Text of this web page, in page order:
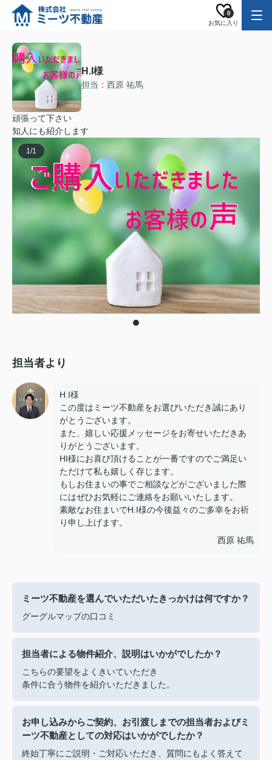
お気に入り
0
H.I様
担当：西原 祐馬
頑張って下さい
知人にも紹介します
1/1
担当者より
H.I様
この度はミーツ不動産をお選びいただき誠にあり
がとうございます。
また、嬉しい応援メッセージをお寄せいただきあ
りがとうございます。
HI様にお喜び頂けることが一番ですのでご満足い
ただけて私も嬉しく存じます。
もしお住まいの事でご相談などがございました際
にはぜひお気軽にご連絡をお願いいたします。
素敵なお住まいでH.I様の今後益々のご多幸をお祈
り申し上げます。
西原 祐馬
ミーツ不動産を選んでいただいたきっかけは何ですか？
グーグルマップの口コミ
担当者による物件紹介、説明はいかがでしたか？
こちらの要望をよくきいていただき
条件に合う物件を紹介いただきました。
お申し込みからご契約、お引渡しまでの担当者およびミ
ーツ不動産としての対応はいかがでしたか？
終始丁寧にご説明・ご対応いただき、質問にもよく答えて